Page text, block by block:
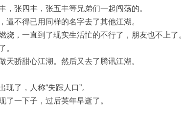
，张四丰，张五丰等兄弟们一起闯荡的。
逼不得已用同样的名字去了其他江湖。
烧，一直到了现实生活忙的不行了，朋友也不上了。
。
天骄甜心江湖。然后又去了腾讯江湖。
了，人称“失踪人口”。
了一下子，过后英年早逝了。